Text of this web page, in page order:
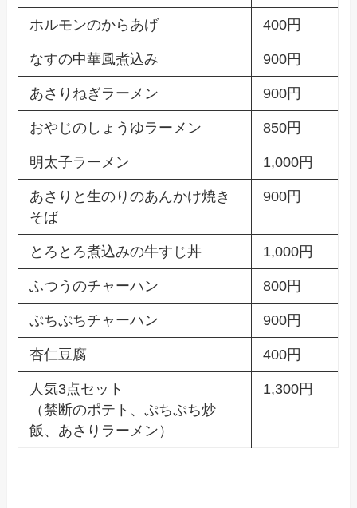
ホルモンのからあげ 400円
なすの中華風煮込み 900円
あさりねぎラーメン 900円
おやじのしょうゆラーメン 850円
明太子ラーメン 1,000円
あさりと生のりのあんかけ焼き
そば
900円
とろとろ煮込みの牛すじ丼 1,000円
ふつうのチャーハン 800円
ぷちぷちチャーハン 900円
杏仁豆腐 400円
人気3点セット
（禁断のポテト、ぷちぷち炒
飯、あさりラーメン）
1,300円